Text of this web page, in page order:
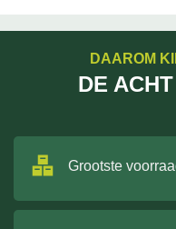
DAAROM
DE
Grootste